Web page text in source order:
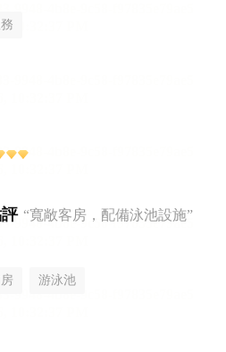
“寬敞客房，配備泳池設施”
游泳池